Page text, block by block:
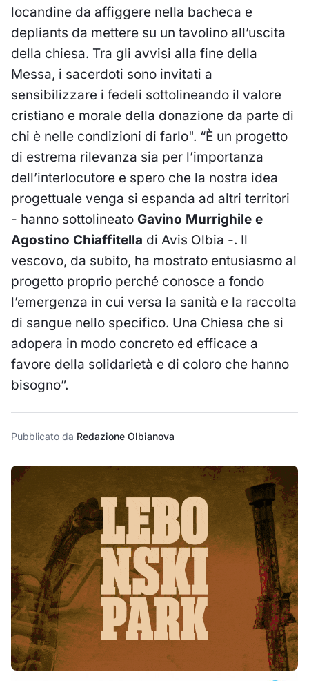
locandine da affiggere nella bacheca e
depliants da mettere su un tavolino all’uscita
della chiesa. Tra gli avvisi alla fine della
Messa, i sacerdoti sono invitati a
sensibilizzare i fedeli sottolineando il valore
cristiano e morale della donazione da parte di
chi è nelle condizioni di farlo". “È un progetto
di estrema rilevanza sia per l’importanza
dell’interlocutore e spero che la nostra idea
progettuale venga si espanda ad altri territori
- hanno sottolineato Gavino Murrighile e
Agostino Chiaffitella di Avis Olbia -. Il
vescovo, da subito, ha mostrato entusiasmo al
progetto proprio perché conosce a fondo
l’emergenza in cui versa la sanità e la raccolta
di sangue nello specifico. Una Chiesa che si
adopera in modo concreto ed efficace a
favore della solidarietà e di coloro che hanno
bisogno”.
Pubblicato da Redazione Olbianova